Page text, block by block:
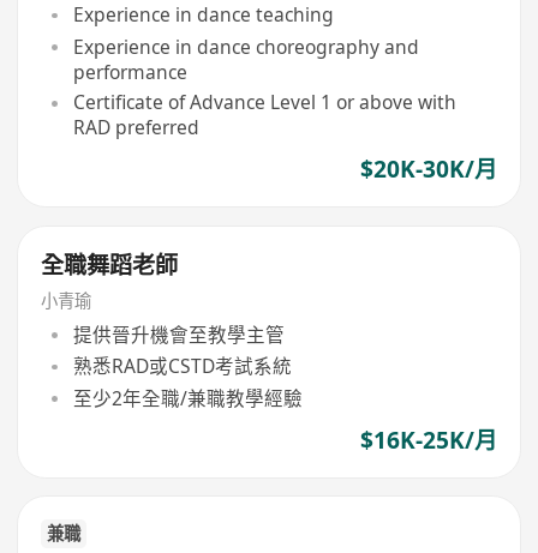
Experience in dance teaching
Experience in dance choreography and
performance
Certificate of Advance Level 1 or above with
RAD preferred
$20K-30K/月
全職舞蹈老師
小青瑜
提供晉升機會至教學主管
熟悉RAD或CSTD考試系統
至少2年全職/兼職教學經驗
$16K-25K/月
兼職